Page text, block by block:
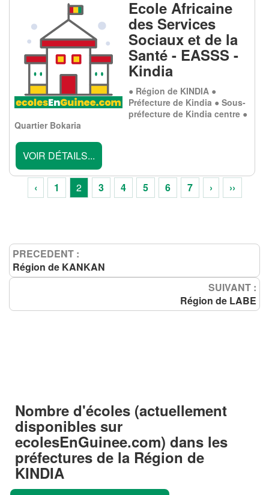
Ecole Africaine
des Services
Sociaux et de la
Santé - EASSS -
Kindia
● Région de KINDIA ●
Préfecture de Kindia ● Sous-
préfecture de Kindia centre ●
Quartier Bokaria
VOIR DÉTAILS...
‹ 1 2 3 4 5 6 7 › ››
PRECEDENT :
Région de KANKAN
SUIVANT :
Région de LABE
Nombre d'écoles (actuellement
disponibles sur
ecolesEnGuinee.com) dans les
préfectures de la Région de
KINDIA